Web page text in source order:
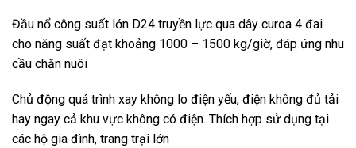
Đầu nổ công suất lớn D24 truyền lực qua dây curoa 4 đai
cho năng suất đạt khoảng 1000 – 1500 kg/giờ, đáp ứng nhu
cầu chăn nuôi
Chủ động quá trình xay không lo điện yếu, điện không đủ tải
hay ngay cả khu vực không có điện. Thích hợp sử dụng tại
các hộ gia đình, trang trại lớn